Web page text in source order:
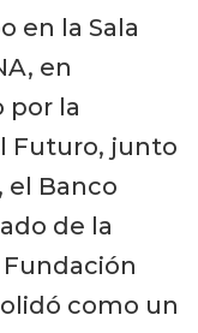
en la Sala
en
por la
Futuro, junto
el Banco
de la
Fundación
como un